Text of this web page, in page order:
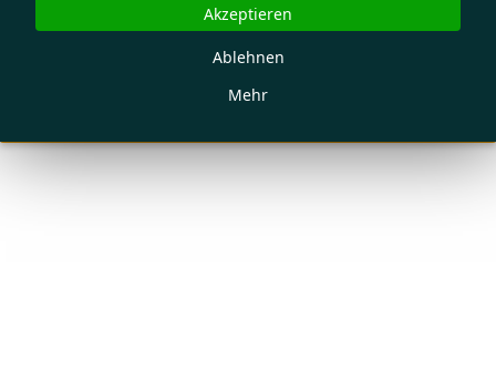
Mehr
Ablehnen
Akzeptieren